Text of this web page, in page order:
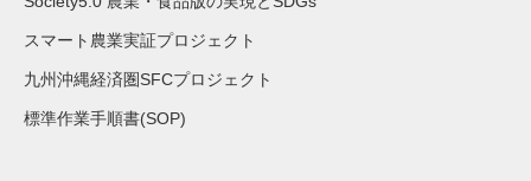
スマート農業実証プロジェクト
九州沖縄経済圏SFCプロジェクト
標準作業手順書(SOP)